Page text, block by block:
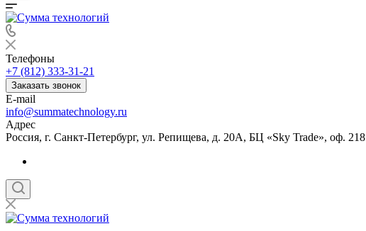
Телефоны
+7 (812) 333-31-21
Заказать звонок
E-mail
info@summatechnology.ru
Адрес
Россия, г. Санкт-Петербург, ул. Репищева, д. 20А, БЦ «Sky Trade», оф. 218